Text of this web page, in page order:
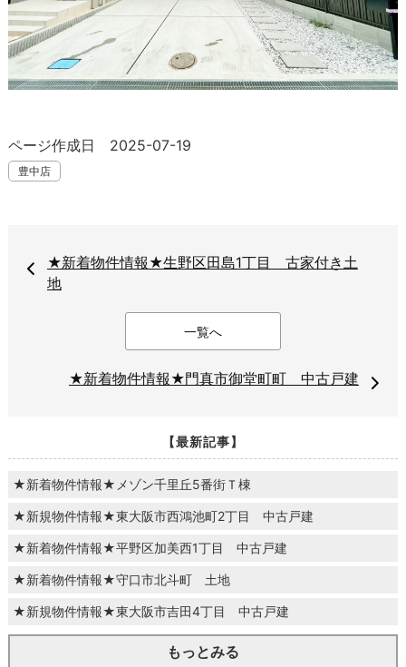
ページ作成日 2025-07-19
豊中店
★新着物件情報★生野区田島1丁目 古家付き土
地
一覧へ
★新着物件情報★門真市御堂町町 中古戸建
【最新記事】
★新着物件情報★メゾン千里丘5番街Ｔ棟
★新規物件情報★東大阪市西鴻池町2丁目 中古戸建
★新着物件情報★平野区加美西1丁目 中古戸建
★新着物件情報★守口市北斗町 土地
★新規物件情報★東大阪市吉田4丁目 中古戸建
もっとみる